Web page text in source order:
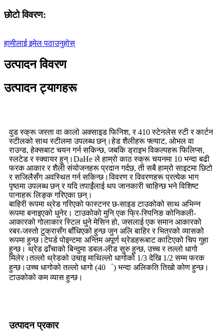
छोटो विवरण:
हामीलाई इमेल पठाउनुहोस्
उत्पादन विवरण
उत्पादन ट्यागहरू
वुड स्क्रू जस्ता वा कालो अक्साइड फिनिश, र 410 स्टेनलेस स्टी र कार्टन
स्टीलको साथ स्टीलमा उपलब्ध छन्।हेड शैलीहरू फ्ल्याट, ओभल वा
राउन्ड, हेक्सबाट चयन गर्न सकिन्छ, जबकि ड्राइभ विकल्पहरू फिलिप्स,
स्लटेड र स्क्वायर हुन्।DaHe ले हाम्रो काठ स्क्रू चयनमा 10 भन्दा बढी
फरक आकार र शैली संयोजनहरू प्रदान गर्दछ, ती सबै हाम्रो साइटमा छिटो
र सजिलैसँग अवस्थित गर्न सकिन्छ।विवरण र विवरणहरू प्रत्येक भाग
पृष्ठमा उपलब्ध छन् र यदि तपाईंलाई थप जानकारी चाहिन्छ भने विशिष्ट
पानाहरू लिङ्क गरिएका छन्।
बाहिरी रूपमा थ्रेड गरिएको फास्टनर छ-साइड टाउकोको साथ अभिन्न
रूपमा बनाइएको धुनेर। टाउकोको मुनि एक फ्रि-स्पिनिङ कोनिकली-
आकारको गोलाकार स्टिल धुने मेसिन हो, जसलाई एक समान आकारको
रबर-जस्तो टुक्रासँग बाँधिएको हुन्छ जुन अलि बाहिर र भित्रको व्यासको
रूपमा हुन्छ।टेपर्ड पोइन्टमा अन्तिम अपूर्ण थ्रेडहरूबाट काटिएको चिप गुहा
हुन्छ। थ्रेड ढाँचाको बिन्दुमा डबल-लीड सुरु हुन्छ, उच्च र तल्लो धागो
मिलेर।तल्लो थ्रेडको उचाइ माथिल्लो धागोको 1/3 देखि 1/2 सम्म फरक
हुन्छ।उच्च धागोको तल्लो धागो (40゜) भन्दा अलिकति तिखो कोण हुन्छ।
टाउकोको कम व्यास हुन्छ।
उत्पादन प्रकार